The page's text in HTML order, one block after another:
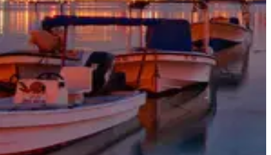
المعلومات الخاصة بالمطار
أهلاً بك في البحرين
سيحب البحرين كل المهتمين بالطبيعة وعشاق التمتع بأشعة
الشمس وهواة التاريخ على حد سواء. وهي تضم شيئاً مميزاً لكل
شخص حيث تحيط بها المياه الضحلة كما أنها معروفة بطيورها
النادرة، مواقعها الأثرية وشواطئها الجذابة.
أبرز المعالم والأنشطة في البحرين